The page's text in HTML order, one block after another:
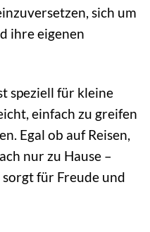
sich um
ihre eigenen
speziell für kleine
einfach zu greifen
Egal ob auf Reisen,
nur zu Hause –
für Freude und